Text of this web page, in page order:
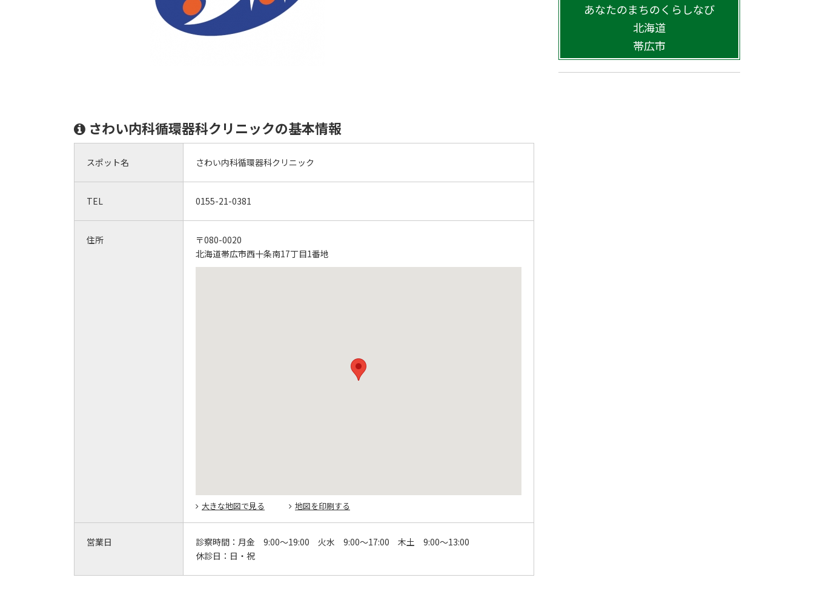
さわい内科循環器科クリニックの基本情報
スポット名 さわい内科循環器科クリニック
TEL 0155-21-0381
住所
〒080-0020
北海道帯広市西十条南17丁目1番地
大きな地図で見る 地図を印刷する
営業日 診察時間： 月金 9:00～19:00 火水 9:00～17:00 木土 9:00～13:00
休診日： 日・祝
あなたのまちのくらしなび
北海道
帯広市